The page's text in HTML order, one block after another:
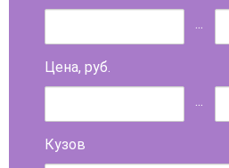
...
Цена, руб.
...
Кузов